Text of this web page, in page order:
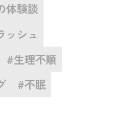
体験談
ッシュ
#生理不順
#不眠